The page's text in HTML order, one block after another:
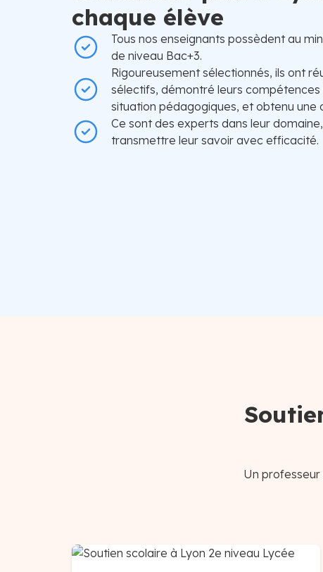
chaque élève
Tous nos enseignants possèdent au
de niveau Bac+3.
Rigoureusement sélectionnés, ils ont
sélectifs, démontré leurs compétences
situation pédagogiques, et obtenu une
Ce sont des experts dans leur
transmettre leur savoir avec efficacité.
Un